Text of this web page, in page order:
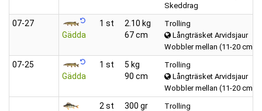
Skeddrag
07‑27
Gädda
1 st
2.10 kg
67 cm
Trolling
Långträsket Arvidsjaur
Wobbler mellan (11-20 cm)
07‑25
Gädda
1 st
5 kg
90 cm
Trolling
Långträsket Arvidsjaur
Wobbler mellan (11-20 cm)
2 st
300 gr
Trolling